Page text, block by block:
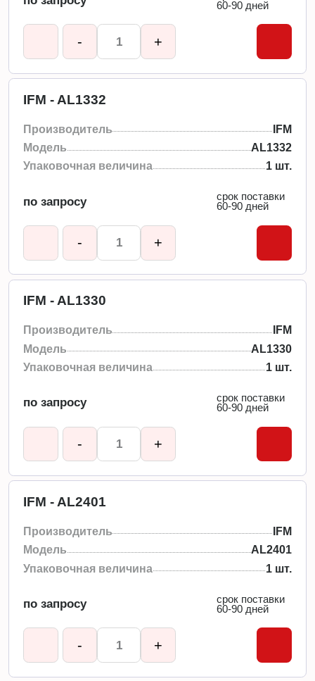
60-90 дней
- +
IFM - AL1332
Производитель
IFM
Модель
AL1332
Упаковочная величина
1 шт.
по запросу
срок поставки
60-90 дней
- +
IFM - AL1330
Производитель
IFM
Модель
AL1330
Упаковочная величина
1 шт.
по запросу
срок поставки
60-90 дней
- +
IFM - AL2401
Производитель
IFM
Модель
AL2401
Упаковочная величина
1 шт.
по запросу
срок поставки
60-90 дней
- +